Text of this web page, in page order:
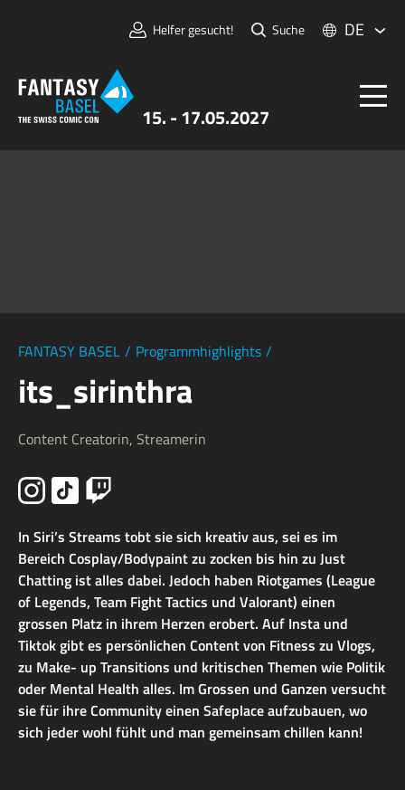
15. - 17.05.2027
Helfer gesucht! Suche DE
FANTASY BASEL / Programmhighlights /
its_sirinthra
Content Creatorin, Streamerin
In Siri’s Streams tobt sie sich kreativ aus, sei es im
Bereich Cosplay/Bodypaint zu zocken bis hin zu Just
Chatting ist alles dabei. Jedoch haben Riotgames (League
of Legends, Team Fight Tactics und Valorant) einen
grossen Platz in ihrem Herzen erobert. Auf Insta und
Tiktok gibt es persönlichen Content von Fitness zu Vlogs,
zu Make- up Transitions und kritischen Themen wie Politik
oder Mental Health alles. Im Grossen und Ganzen versucht
sie für ihre Community einen Safeplace aufzubauen, wo
sich jeder wohl fühlt und man gemeinsam chillen kann!